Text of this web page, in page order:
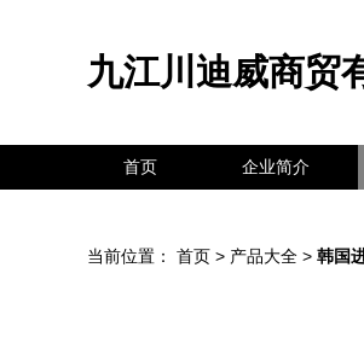
九江川迪威商贸
首页 企业简介
当前位置： 首页 > 产品大全 > 韩国